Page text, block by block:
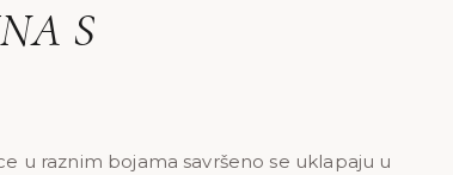
S
u raznim bojama savršeno se uklapaju u